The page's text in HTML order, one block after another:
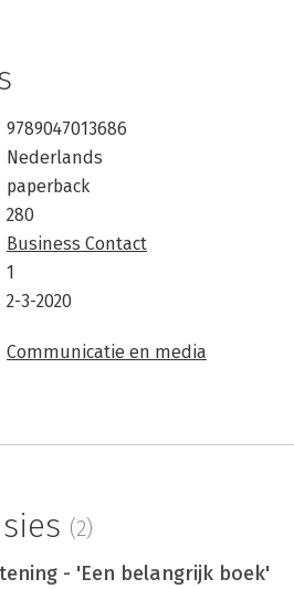
9789047013686
Nederlands
paperback
280
Business Contact
1
2-3-2020
Communicatie en media
(2)
- 'Een belangrijk boek'